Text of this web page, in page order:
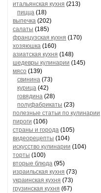
итальянская кухня (213)
пицца (18)
выпечка (202)
салаты (185)
французская кухня (170)
хозяюшка (160)
азиатская кухня (148)
шедевры кулинарии (145)
мясо (139)
свинина (73)
курица (42)
говядина (28)
полуфабрикаты (23)
полезные статьи по кулинарии
пироги (106)
страны и города (105)
видеорецепты (104)
искусство кулинарии (104)
торты (100)
вторые блюда (95)
израильская кухня (73)
украинская кухня (73)
грузинская кухня (67)